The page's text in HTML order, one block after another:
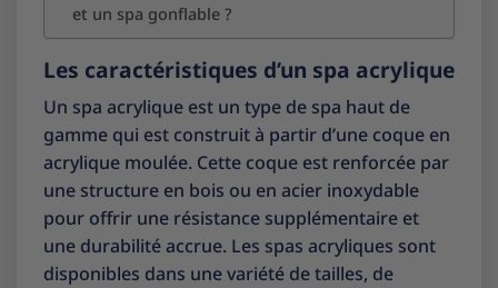
et un spa gonflable ?
Les caractéristiques d’un spa acrylique
Un spa acrylique est un type de spa haut de
gamme qui est construit à partir d’une coque en
acrylique moulée. Cette coque est renforcée par
une structure en bois ou en acier inoxydable
pour offrir une résistance supplémentaire et
une durabilité accrue. Les spas acryliques sont
disponibles dans une variété de tailles, de